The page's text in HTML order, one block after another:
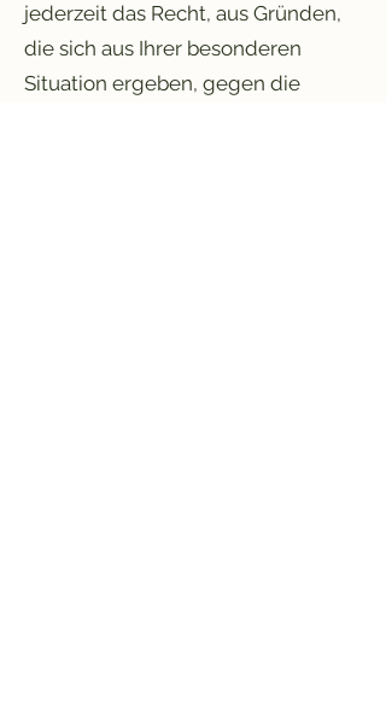
jederzeit das Recht, aus Gründen,
die sich aus Ihrer besonderen
Situation ergeben, gegen die